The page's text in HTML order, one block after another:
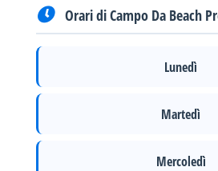
Orari di Campo Da Beach
Lunedì
Martedì
Mercoledì